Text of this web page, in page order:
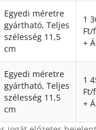
Egyedi méretre
gyártható, Teljes
szélesség 11,5
cm
1
Ft/
+
Egyedi méretre
gyártható, Teljes
szélesség 11,5
cm
1
Ft/
+